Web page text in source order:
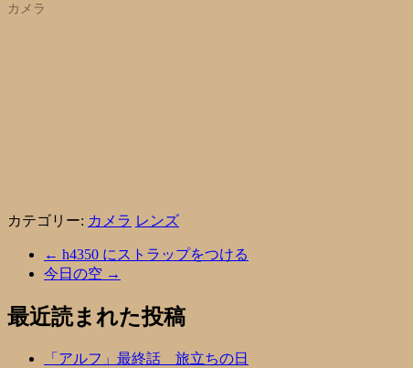
カメラ
カテゴリー: カメラ レンズ
← h4350 にストラップをつける
今日の空 →
最近読まれた投稿
「アルフ」最終話 旅立ちの日